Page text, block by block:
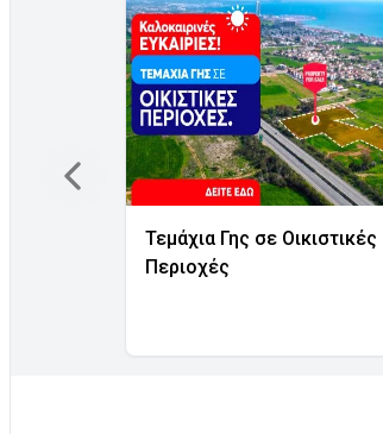
Τεμάχια Γης σε Οικιστικές
Περιοχές